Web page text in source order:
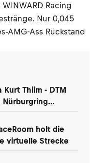
Racing
Nur 0,045
AMG-Ass Rückstand
Kurt Thiim - DTM
Nürburgring
holt die
virtuelle Strecke